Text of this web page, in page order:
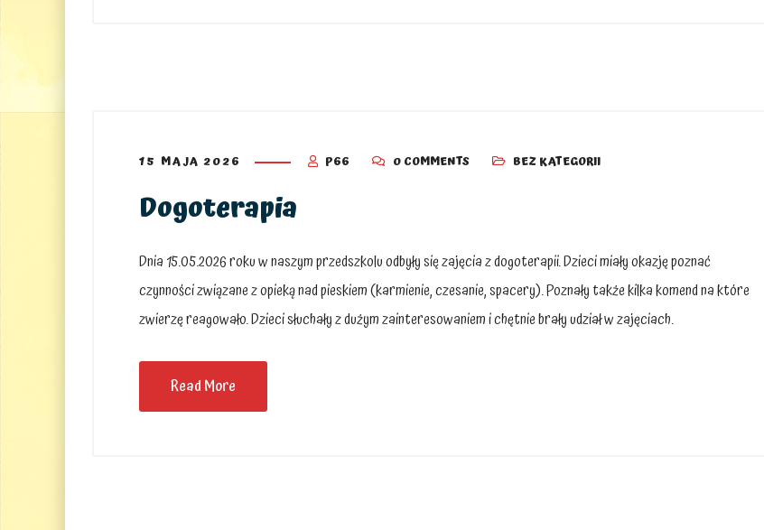
15 MAJA 2026 P66 0 COMMENTS BEZ KATEGORII
Dogoterapia
Dnia 15.05.2026 roku w naszym przedszkolu odbyły się zajęcia z dogoterapii. Dzieci miały okazję poznać
czynności związane z opieką nad pieskiem (karmienie, czesanie, spacery). Poznały także kilka komend na które
zwierzę reagowało. Dzieci słuchały z dużym zainteresowaniem i chętnie brały udział w zajęciach.
Read More